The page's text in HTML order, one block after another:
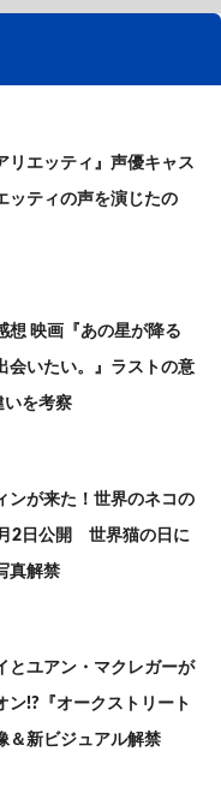
リエッティ』声優キャス
ッティの声を演じたの
想 映画『あの星が降る
会いたい。』ラストの意
いを考察
ンが来た！世界のネコの
2日公開 世界猫の日に
真解禁
とユアン・マクレガーが
ン!?『オークストリート
＆新ビジュアル解禁